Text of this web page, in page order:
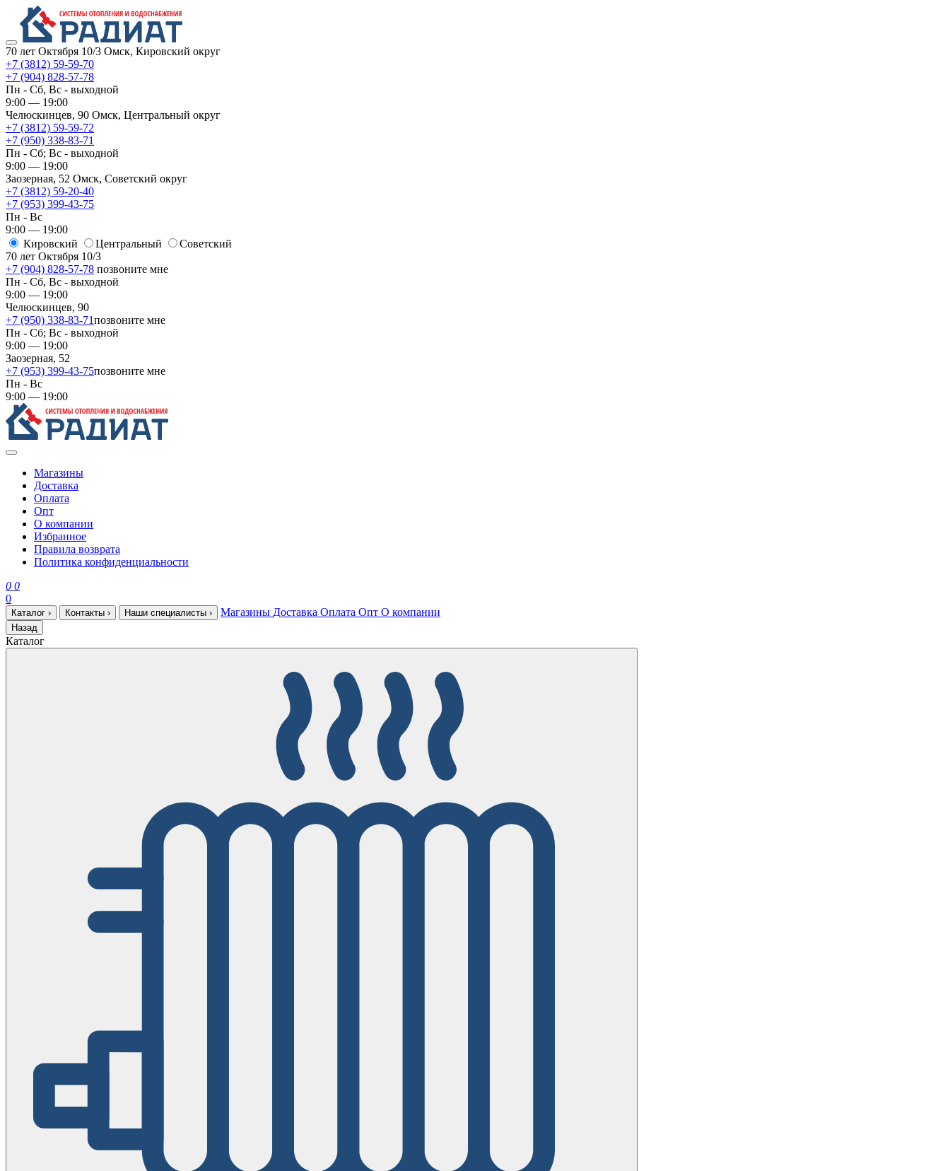
70 лет Октября 10/3 Омск, Кировский округ
+7 (3812) 59-59-70
+7 (904) 828-57-78
Пн - Сб, Вс - выходной
9:00 — 19:00
Челюскинцев, 90 Омск, ​Центральный округ
+7 (3812) 59-59-72
+7 (950) 338-83-71
Пн - Сб; Вс - выходной
9:00 — 19:00
Заозерная, 52 Омск, ​Советский округ
+7 (3812) 59-20-40
+7 (953) 399-43-75
Пн - Вс
9:00 — 19:00
Кировский
​Центральный
​Советский
70 лет Октября 10/3
+7 (904) 828-57-78 позвоните мне
Пн - Сб, Вс - выходной
9:00 — 19:00
Челюскинцев, 90
+7 (950) 338-83-71позвоните мне
Пн - Сб; Вс - выходной
9:00 — 19:00
Заозерная, 52
+7 (953) 399-43-75позвоните мне
Пн - Вс
9:00 — 19:00
Магазины
Доставка
Оплата
Опт
О компании
Избранное
Правила возврата
Политика конфиденциальности
0 0
0
Каталог › Контакты › Наши специалисты › Магазины Доставка Оплата Опт О компании
Назад
Каталог